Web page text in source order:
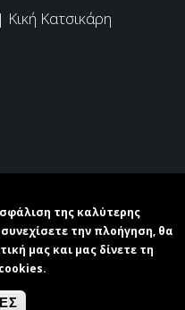
Κατσικάρη
- Εγκυμοσύνη © 2021
& Marketing Solutions
της καλύτερης
την πλοήγηση, θα
μας και μας δίνετε τη